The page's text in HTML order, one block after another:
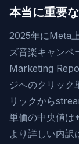
本当に重要
2025年にMeta
ズ音楽キャン
Marketing
ジへのクリッ
リックから
単価の中央値
より詳しい内訳